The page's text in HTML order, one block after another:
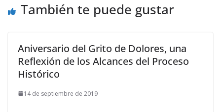
También te puede gustar
Aniversario del Grito de Dolores, una
Reflexión de los Alcances del Proceso
Histórico
14 de septiembre de 2019